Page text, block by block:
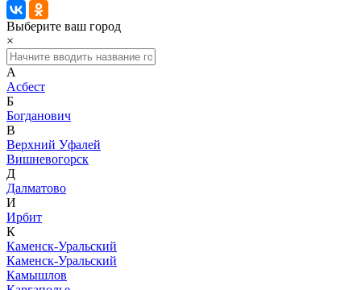
Выберите ваш город
×
А
Асбест
Б
Богданович
В
Верхний Уфалей
Вишневогорск
Д
Далматово
И
Ирбит
К
Каменск-Уральский
Каменск-Уральский
Камышлов